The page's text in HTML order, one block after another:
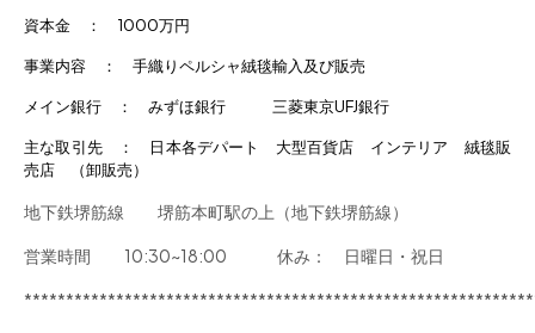
資本金 ： 1000万円
事業内容 ： 手織りペルシャ絨毯輸入及び販売
メイン銀行 ： みずほ銀行 三菱東京UFJ銀行
主な取引先 ： 日本各デパート 大型百貨店 インテリア 絨毯販
売店 （卸販売）
地下鉄堺筋線 堺筋本町駅の上（地下鉄堺筋線）
営業時間 10:30~18:00 休み： 日曜日・祝日